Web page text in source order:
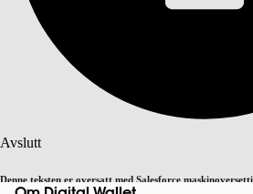
Avslutt
Denne teksten er oversatt med Salesforce
Vis innholdsfortegnelse